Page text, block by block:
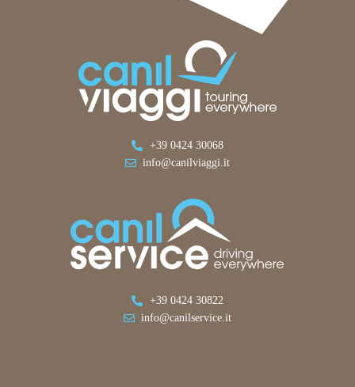
+39 0424 30068
info@canilviaggi.it
+39 0424 30822
info@canilservice.it